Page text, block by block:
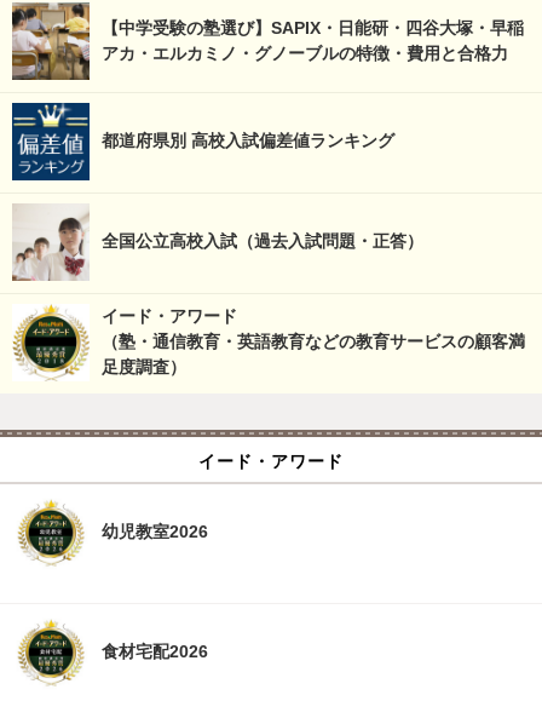
【中学受験の塾選び】SAPIX・日能研・四谷大塚・早稲
アカ・エルカミノ・グノーブルの特徴・費用と合格力
都道府県別 高校入試偏差値ランキング
全国公立高校入試（過去入試問題・正答）
イード・アワード
（塾・通信教育・英語教育などの教育サービスの顧客満
足度調査）
イード・アワード
幼児教室2026
食材宅配2026